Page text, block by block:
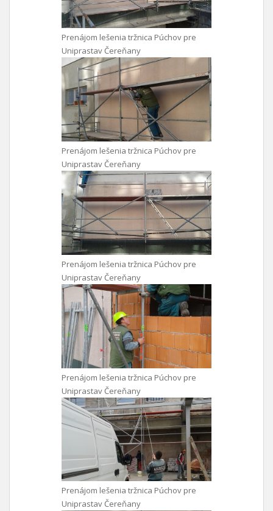
Prenájom lešenia tržnica Púchov pre
Uniprastav Čereňany
Prenájom lešenia tržnica Púchov pre
Uniprastav Čereňany
Prenájom lešenia tržnica Púchov pre
Uniprastav Čereňany
Prenájom lešenia tržnica Púchov pre
Uniprastav Čereňany
Prenájom lešenia tržnica Púchov pre
Uniprastav Čereňany